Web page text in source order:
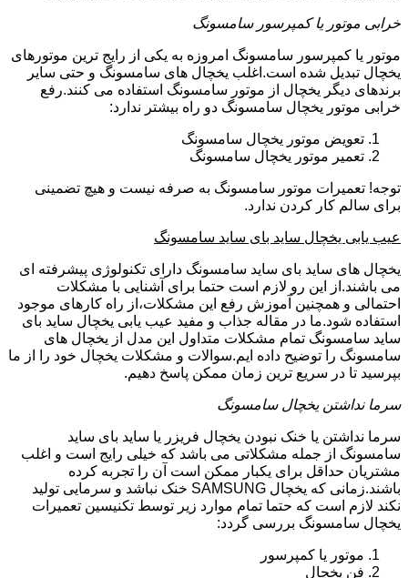
خرابی موتور یا کمپرسور سامسونگ
موتور یا کمپرسور سامسونگ امروزه به یکی از رایج ترین موتورهای
یخچال تبدیل شده است.اغلب یخچال های سامسونگ و حتی سایر
برندهای دیگر یخچال از موتور سامسونگ استفاده می کنند.رفع
خرابی موتور یخچال سامسونگ دو راه بیشتر ندارد:
تعویض موتور یخچال سامسونگ
تعمیر موتور یخچال سامسونگ
توجه! تعمیرات موتور سامسونگ به صرفه نیست و هیچ تضمینی
برای سالم کار کردن ندارد.
عیب یابی یخچال ساید بای ساید سامسونگ
یخچال های ساید بای ساید سامسونگ دارای تکنولوژی پیشرفته ای
می باشند.از این رو لازم است حتما برای آشنایی با مشکلات
احتمالی و همچنین آموزش رفع این مشکلات،از راه کارهای موجود
استفاده شود.ما در مقاله جذاب و مفید عیب یابی یخچال ساید بای
ساید سامسونگ تمام مشکلات متداول این مدل از یخچال های
سامسونگ را توضیح داده ایم.سوالات و مشکلات یخچال خود را از ما
بپرسید تا در سریع ترین زمان ممکن پاسخ دهیم.
سرما نداشتن یخچال سامسونگ
سرما نداشتن یا خنک نبودن یخچال فریزر یا ساید بای ساید
سامسونگ از جمله مشکلاتی می باشد که خیلی رایج است و اغلب
مشتریان حداقل برای یکبار ممکن است آن را تجربه کرده
باشند.زمانی که یخچال SAMSUNG خنک نباشد و سرمایی تولید
نکند لازم است که حتما تمام موارد زیر توسط تکنیسین تعمیرات
یخچال سامسونگ بررسی گردد:
موتور یا کمپرسور
فن یخچال